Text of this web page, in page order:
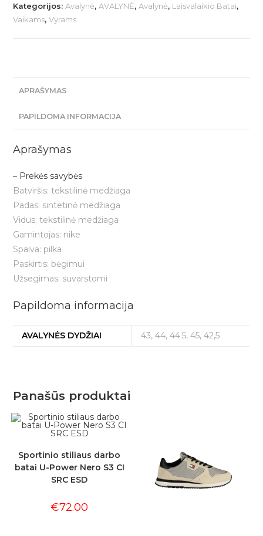
NIKE
RUN
Kategorijos: Avalynė, AVALYNĖ, Avalynė, Laisvalaikio Batai,
Vaikams,Vyrams
APRAŠYMAS
PAPILDOMA INFORMACIJA
Aprašymas
– Prekės savybės
Batviršis:tekstilinė medžiaga
Padas: sintetinė medžiaga
Vidus:tekstilinė medžiaga
Gamintojas: nike
Spalva: pilka
Paskirtis: bėgimui
Užsegimas: suvarstomi
Papildoma informacija
AVALYNĖS DYDŽIAI 43, 44, 44.5, 45, 42,5
Panašūs produktai
Sportinio stiliaus darbo
batai U-Power Nero S3 CI
SRC ESD
€72.00